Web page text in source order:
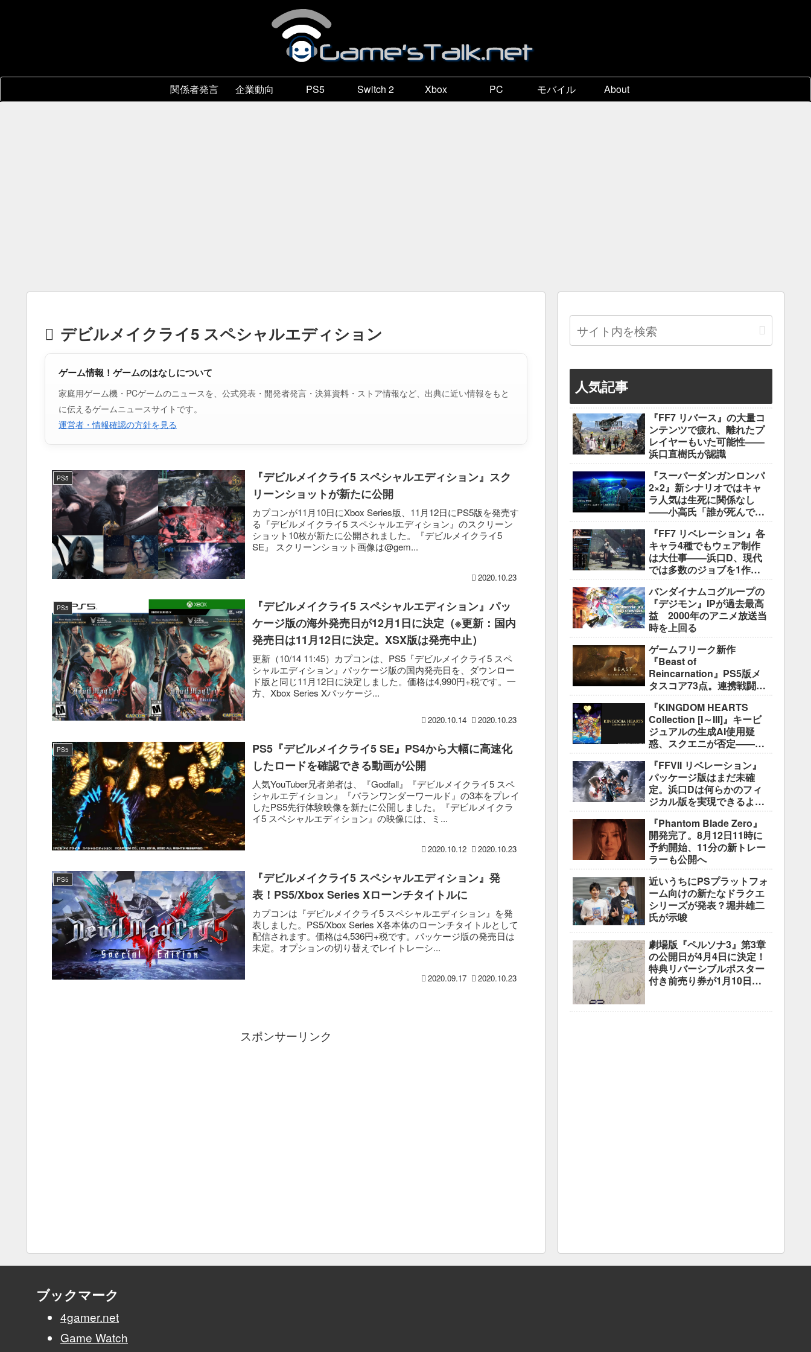
関係者発言 企業動向 PS5 Switch 2 Xbox PC モバイル About
デビルメイクライ5 スペシャルエディション
ゲーム情報！ゲームのはなしについて
家庭用ゲーム機・PCゲームのニュースを、公式発表・開発者発言・決算資料・ストア情報など、出典に近い情報をもと
に伝えるゲームニュースサイトです。
運営者・情報確認の方針を見る
PS5
『デビルメイクライ5 スペシャルエディション』スク
リーンショットが新たに公開
カプコンが11月10日にXbox Series版、11月12日にPS5版を発売す
る『デビルメイクライ5 スペシャルエディション』のスクリーン
ショット10枚が新たに公開されました。『デビルメイクライ5
SE』 スクリーンショット画像は@gem...
2020.10.23
PS5
『デビルメイクライ5 スペシャルエディション』パッ
ケージ版の海外発売日が12月1日に決定（※更新：国内
発売日は11月12日に決定。XSX版は発売中止）
更新（10/14 11:45）カプコンは、PS5『デビルメイクライ5 スペ
シャルエディション』パッケージ版の国内発売日を、ダウンロー
ド版と同じ11月12日に決定しました。価格は4,990円+税です。一
方、Xbox Series Xパッケージ...
2020.10.14 2020.10.23
PS5
PS5『デビルメイクライ5 SE』PS4から大幅に高速化
したロードを確認できる動画が公開
人気YouTuber兄者弟者は、『Godfall』『デビルメイクライ5 スペ
シャルエディション』『バランワンダーワールド』の3本をプレイ
したPS5先行体験映像を新たに公開しました。『デビルメイクラ
イ5 スペシャルエディション』の映像には、ミ...
2020.10.12 2020.10.23
PS5
『デビルメイクライ5 スペシャルエディション』発
表！PS5/Xbox Series Xローンチタイトルに
カプコンは『デビルメイクライ5 スペシャルエディション』を発
表しました。PS5/Xbox Series X各本体のローンチタイトルとして
配信されます。価格は4,536円+税です。パッケージ版の発売日は
未定。オプションの切り替えでレイトレーシ...
2020.09.17 2020.10.23
スポンサーリンク
人気記事
『FF7 リバース』の大量コ
ンテンツで疲れ、離れたプ
レイヤーもいた可能性――
浜口直樹氏が認識
『スーパーダンガンロンパ
2×2』新シナリオではキャ
ラ人気は生死に関係なし
――小高氏「誰が死んでも
で」
『FF7 リベレーション』各
キャラ4種でもウェア制作
は大仕事――浜口D、現代
では多数のジョブを1作に
説明
バンダイナムコグループの
『デジモン』IPが過去最高
益 2000年のアニメ放送当
時を上回る
ゲームフリーク新作
『Beast of
Reincarnation』PS5版メ
タスコア73点。連携戦闘は
き”には不満
『KINGDOM HEARTS
Collection [I～III]』キービ
ジュアルの生成AI使用疑
惑、スクエニが否定――不
ス」
『FFVII リベレーション』
パッケージ版はまだ未確
定。浜口Dは何らかのフィ
ジカル版を実現できるよう
『Phantom Blade Zero』
開発完了。8月12日11時に
予約開始、11分の新トレー
ラーも公開へ
近いうちにPSプラットフォ
ーム向けの新たなドラクエ
シリーズが発表？堀井雄二
氏が示唆
劇場版『ペルソナ3』第3章
の公開日が4月4日に決定！
特典リバーシブルポスター
付き前売り券が1月10日よ
ブックマーク
4gamer.net
Game Watch